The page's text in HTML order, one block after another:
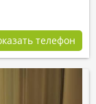
телефон